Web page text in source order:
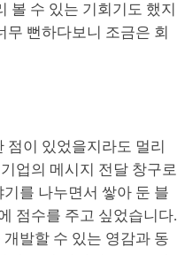
볼 수 있는 기회기도 했지
무 뻔하다보니 조금은 회
점이 있었을지라도 멀리
업의 메시지 전달 창구로
를 나누면서 쌓아 둔 블
점수를 주고 싶었습니다.
발할 수 있는 영감과 동